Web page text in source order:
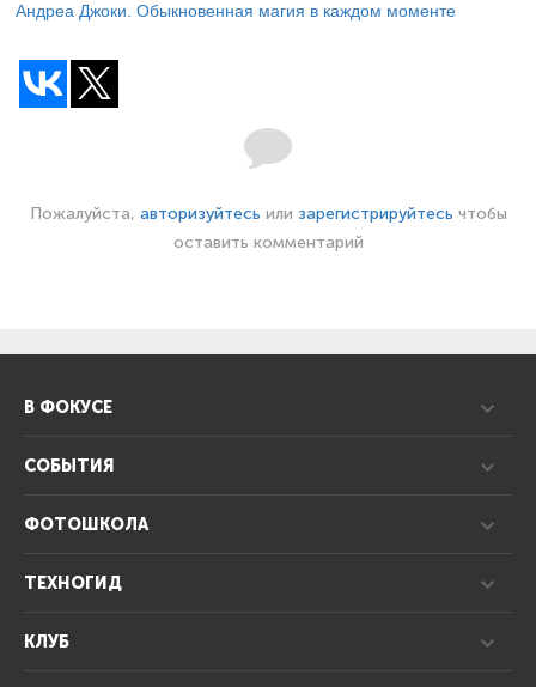
Андреа Джоки. Обыкновенная магия в каждом моменте
Пожалуйста, авторизуйтесь или зарегистрируйтесь чтобы
оставить комментарий
В ФОКУСЕ
СОБЫТИЯ
ФОТОШКОЛА
ТЕХНОГИД
КЛУБ